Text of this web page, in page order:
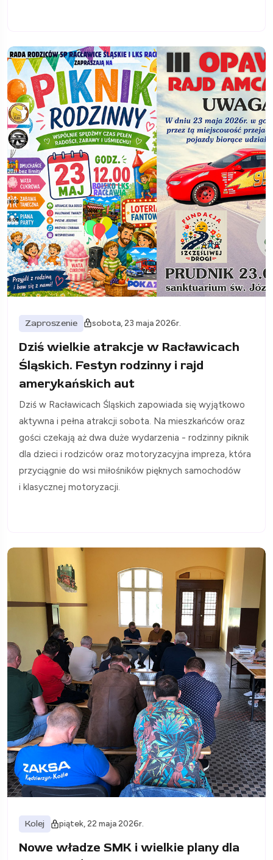
Zaproszenie sobota, 23 maja 2026r.
Dziś wielkie atrakcje w Racławicach
Śląskich. Festyn rodzinny i rajd
amerykańskich aut
Dziś w Racławicach Śląskich zapowiada się wyjątkowo
aktywna i pełna atrakcji sobota. Na mieszkańców oraz
gości czekają aż dwa duże wydarzenia - rodzinny piknik
dla dzieci i rodziców oraz motoryzacyjna impreza, która
przyciągnie do wsi miłośników pięknych samochodów
i klasycznej motoryzacji.
Kolej piątek, 22 maja 2026r.
Nowe władze SMK i wielkie plany dla